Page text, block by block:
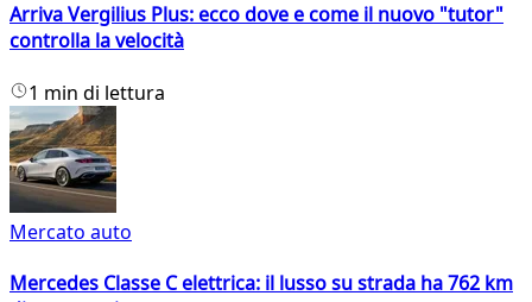
Arriva Vergilius Plus: ecco dove e come il nuovo "tutor"
controlla la velocità
1 min di lettura
Mercato auto
Mercedes Classe C elettrica: il lusso su strada ha 762 km